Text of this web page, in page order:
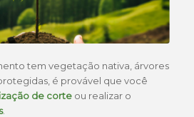
tem vegetação nativa, árvores
é provável que você
de corteou realizar o
.